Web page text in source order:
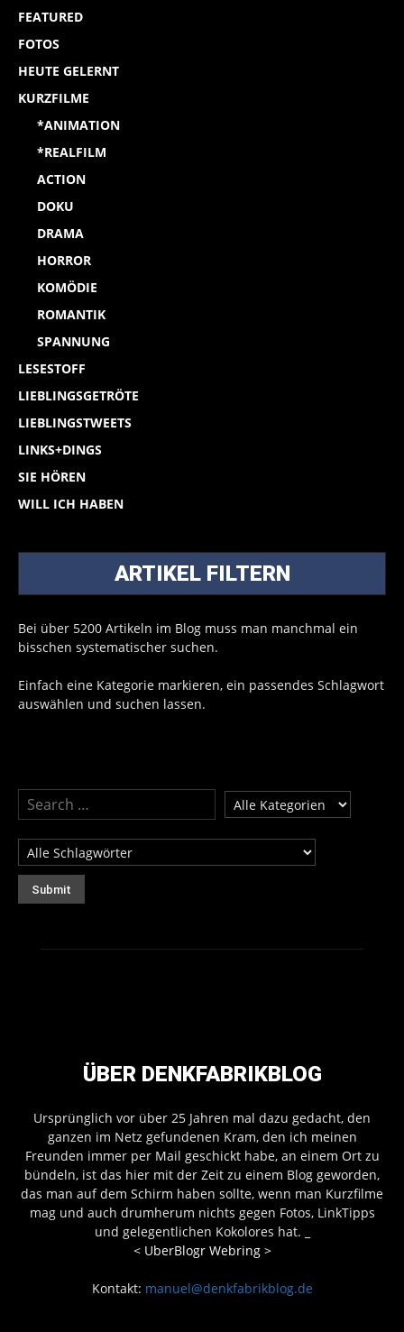
FEATURED
FOTOS
HEUTE GELERNT
KURZFILME
*ANIMATION
*REALFILM
ACTION
DOKU
DRAMA
HORROR
KOMÖDIE
ROMANTIK
SPANNUNG
LESESTOFF
LIEBLINGSGETRÖTE
LIEBLINGSTWEETS
LINKS+DINGS
SIE HÖREN
WILL ICH HABEN
ARTIKEL FILTERN
Bei über 5200 Artikeln im Blog muss man manchmal ein
bisschen systematischer suchen.
Einfach eine Kategorie markieren, ein passendes Schlagwort
auswählen und suchen lassen.
ÜBER DENKFABRIKBLOG
Ursprünglich vor über 25 Jahren mal dazu gedacht, den
ganzen im Netz gefundenen Kram, den ich meinen
Freunden immer per Mail geschickt habe, an einem Ort zu
bündeln, ist das hier mit der Zeit zu einem Blog geworden,
das man auf dem Schirm haben sollte, wenn man Kurzfilme
mag und auch drumherum nichts gegen Fotos, LinkTipps
und gelegentlichen Kokolores hat.
< UberBlogr Webring >
Kontakt: manuel@denkfabrikblog.de